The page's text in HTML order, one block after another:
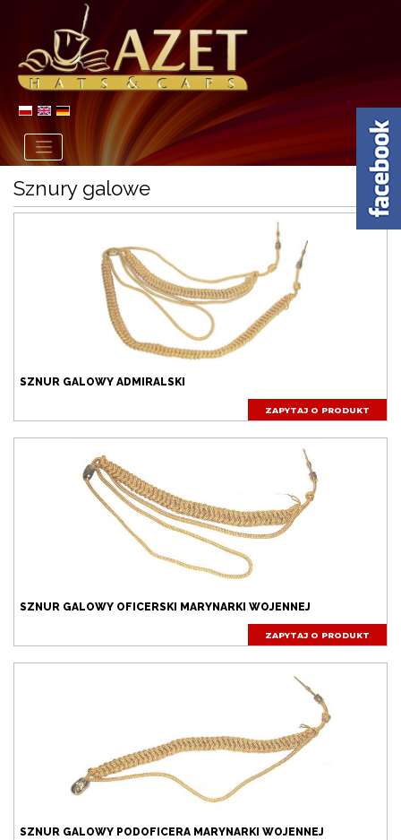
Sznury galowe
SZNUR GALOWY ADMIRALSKI
ZAPYTAJ O PRODUKT
SZNUR GALOWY OFICERSKI MARYNARKI WOJENNEJ
ZAPYTAJ O PRODUKT
SZNUR GALOWY PODOFICERA MARYNARKI WOJENNEJ